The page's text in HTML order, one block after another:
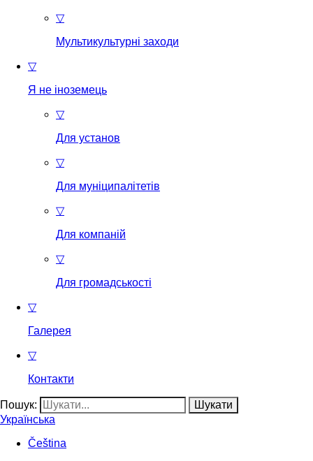
▽
Мультикультурні заходи
▽
Я не іноземець
▽
Для установ
▽
Для муніципалітетів
▽
Для компаній
▽
Для громадськості
▽
Галерея
▽
Контакти
Пошук:
Українська
Čeština